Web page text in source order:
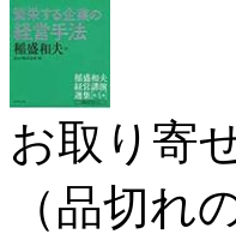
お取り寄
（品切れ